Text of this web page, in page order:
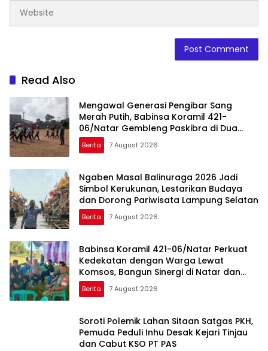
Read Also
Mengawal Generasi Pengibar Sang
Merah Putih, Babinsa Koramil 421-
06/Natar Gembleng Paskibra di Dua
Kecamatan Jelang HUT RI ke-81
Berita 7 August 2026
Ngaben Masal Balinuraga 2026 Jadi
Simbol Kerukunan, Lestarikan Budaya
dan Dorong Pariwisata Lampung Selatan
Berita 7 August 2026
Babinsa Koramil 421-06/Natar Perkuat
Kedekatan dengan Warga Lewat
Komsos, Bangun Sinergi di Natar dan
Tegineneng
Berita 7 August 2026
Soroti Polemik Lahan Sitaan Satgas PKH,
Pemuda Peduli Inhu Desak Kejari Tinjau
dan Cabut KSO PT PAS